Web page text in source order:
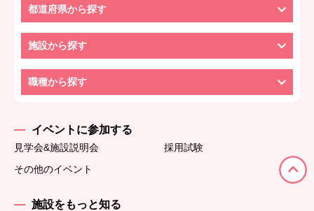
都道府県から探す
施設から探す
職種から探す
イベントに参加する
見学会&施設説明会
採用試験
その他のイベント
施設をもっと知る